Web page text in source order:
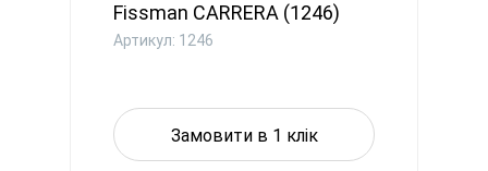
Fissman CARRERA (1246)
Артикул: 1246
Замовити в 1 клік